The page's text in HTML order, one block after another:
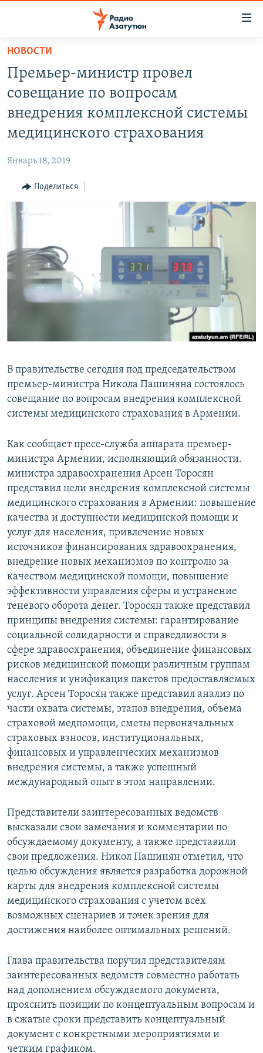
Перейти
основному
содержанию
основной
Перейти
поиску
НОВОСТИ
РЕГИОН
НАГОРНЫЙ КАРАБАХ
КУЛЬТУРА
АРХИВ
Հայերեն
English
НОВОСТИ
Премьер-министр провел
совещание по вопросам
внедрения комплексной системы
медицинского страхования
Январь 18, 2019
Поделиться
В правительстве сегодня под председательством
премьер-министра Никола Пашиняна состоялось
совещание по вопросам внедрения комплексной
системы медицинского страхования в Армении.
Как сообщает пресс-служба аппарата премьер-
министра Армении, исполняющий обязанности.
министра здравоохранения Арсен Торосян
представил цели внедрения комплексной системы
медицинского страхования в Армении: повышение
качества и доступности медицинской помощи и
услуг для населения, привлечение новых
источников финансирования здравоохранения,
внедрение новых механизмов по контролю за
качеством медицинской помощи, повышение
эффективности управления сферы и устранение
теневого оборота денег. Торосян также представил
принципы внедрения системы: гарантирование
социальной солидарности и справедливости в
сфере здравоохранения, объединение финансовых
рисков медицинской помощи различным группам
населения и унификация пакетов предоставляемых
услуг. Арсен Торосян также представил анализ по
части охвата системы, этапов внедрения, объема
страховой медпомощи, сметы первоначальных
страховых взносов, институциональных,
финансовых и управленческих механизмов
внедрения системы, а также успешный
международный опыт в этом направлении.
Представители заинтересованных ведомств
высказали свои замечания и комментарии по
обсуждаемому документу, а также представили
свои предложения. Никол Пашинян отметил, что
целью обсуждения является разработка дорожной
карты для внедрения комплексной системы
медицинского страхования с учетом всех
возможных сценариев и точек зрения для
достижения наиболее оптимальных решений.
Глава правительства поручил представителям
заинтересованных ведомств совместно работать
над дополнением обсуждаемого документа,
прояснить позиции по концептуальным вопросам и
в сжатые сроки представить концептуальный
документ с конкретными мероприятиями и
четким графиком.